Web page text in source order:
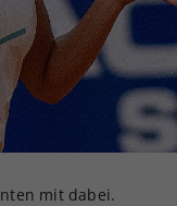
mit dabei.
Ihrer vorgenommen
Betreiber